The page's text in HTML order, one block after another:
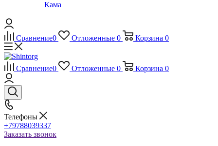
Кама
Сравнение0 Отложенные 0 Корзина 0
Сравнение0 Отложенные 0 Корзина 0
Телефоны
+79788039337
Заказать звонок